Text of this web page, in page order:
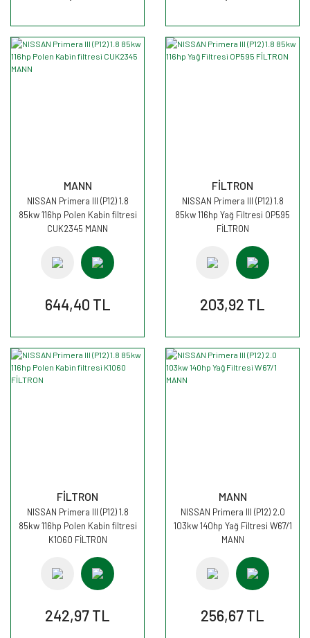
MANN
NISSAN Primera III (P12) 1.8
85kw 116hp Polen Kabin filtresi
CUK2345 MANN
644,40 TL
FİLTRON
NISSAN Primera III (P12) 1.8
85kw 116hp Yağ Filtresi OP595
FİLTRON
203,92 TL
FİLTRON
NISSAN Primera III (P12) 1.8
85kw 116hp Polen Kabin filtresi
K1060 FİLTRON
242,97 TL
MANN
NISSAN Primera III (P12) 2.0
103kw 140hp Yağ Filtresi W67/1
MANN
256,67 TL